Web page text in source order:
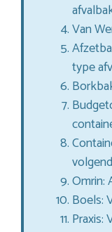
Van
type
Omrin:
Boels:
Praxis: